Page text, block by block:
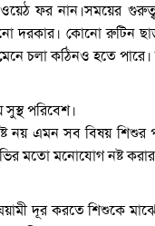
ফর নান।সময়ের
দরকার। কোনো রুটিন
চলা কঠিনও হতে
পরিবেশ।
নয় এমন সব বিষয়
মতো মনোযোগ নষ্ট
দূর করতে শিশুকে